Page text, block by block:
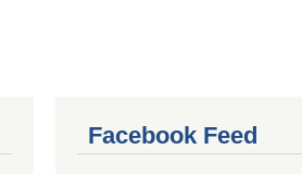
Facebook Feed